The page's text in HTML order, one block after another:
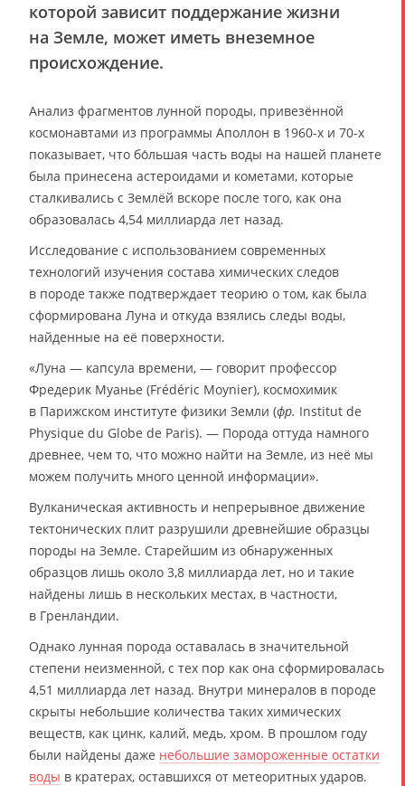
которой зависит поддержание жизни
на Земле, может иметь внеземное
происхождение.
Анализ фрагментов лунной породы, привезённой
космонавтами из программы Аполлон в 1960-х и 70-х
показывает, что бо́льшая часть воды на нашей планете
была принесена астероидами и кометами, которые
сталкивались с Землёй вскоре после того, как она
образовалась 4,54 миллиарда лет назад.
Исследование с использованием современных
технологий изучения состава химических следов
в породе также подтверждает теорию о том, как была
сформирована Луна и откуда взялись следы воды,
найденные на её поверхности.
«Луна — капсула времени, — говорит профессор
Фредерик Муанье (Frédéric Moynier), космохимик
в Парижском институте физики Земли (фр. Institut de
Physique du Globe de Paris). — Порода оттуда намного
древнее, чем то, что можно найти на Земле, из неё мы
можем получить много ценной информации».
Вулканическая активность и непрерывное движение
тектонических плит разрушили древнейшие образцы
породы на Земле. Старейшим из обнаруженных
образцов лишь около 3,8 миллиарда лет, но и такие
найдены лишь в нескольких местах, в частности,
в Гренландии.
Однако лунная порода оставалась в значительной
степени неизменной, с тех пор как она сформировалась
4,51 миллиарда лет назад. Внутри минералов в породе
скрыты небольшие количества таких химических
веществ, как цинк, калий, медь, хром. В прошлом году
были найдены даже небольшие замороженные остатки
воды в кратерах, оставшихся от метеоритных ударов.